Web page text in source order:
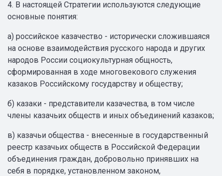
4. В настоящей Стратегии используются следующие
основные понятия:
а) российское казачество - исторически сложившаяся
на основе взаимодействия русского народа и других
народов России социокультурная общность,
сформированная в ходе многовекового служения
казаков Российскому государству и обществу;
б) казаки - представители казачества, в том числе
члены казачьих обществ и иных объединений казаков;
в) казачьи общества - внесенные в государственный
реестр казачьих обществ в Российской Федерации
объединения граждан, добровольно принявших на
себя в порядке, установленном законом,